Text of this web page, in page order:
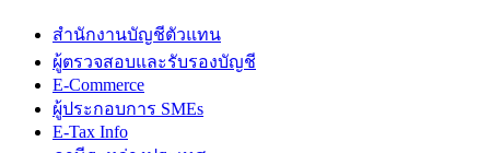
สำนักงานบัญชีตัวแทน
ผู้ตรวจสอบและรับรองบัญชี
E-Commerce
ผู้ประกอบการ SMEs
E-Tax Info